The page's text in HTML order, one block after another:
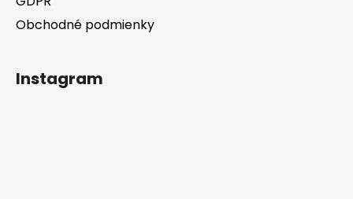
Obchodné podmienky
Instagram